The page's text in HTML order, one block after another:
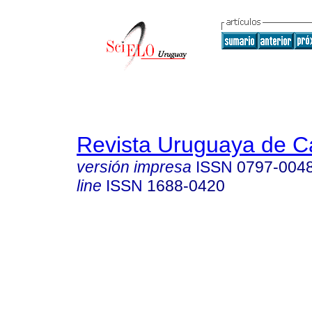
Revista Uruguaya de
versión impresa ISSN 0797-
line ISSN 1688-0420